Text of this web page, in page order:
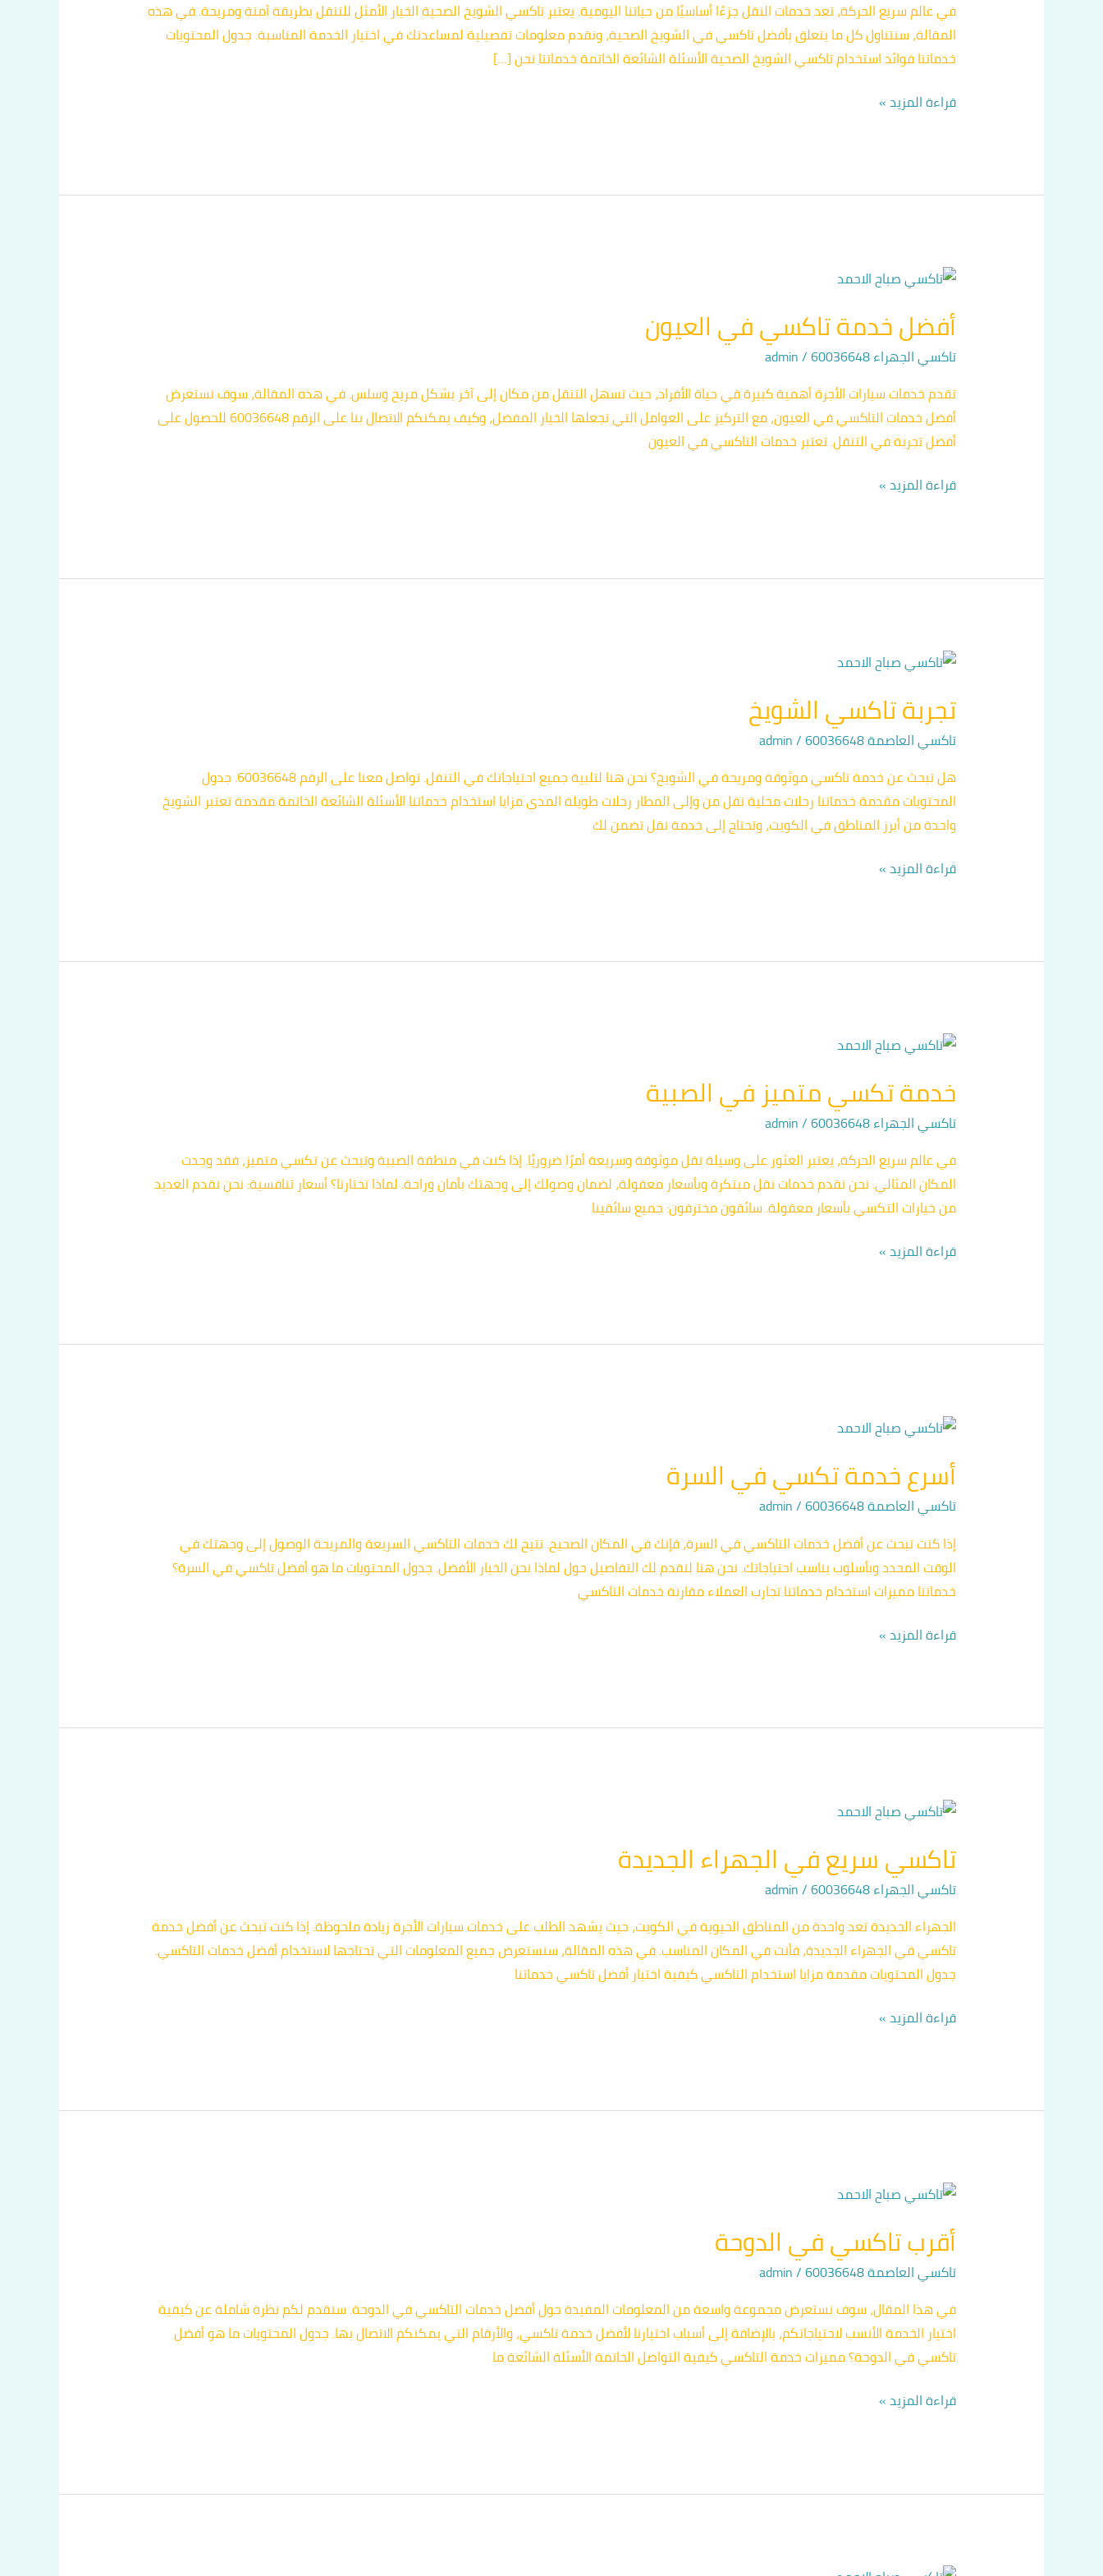
في عالم سريع الحركة، تعد خدمات النقل جزءًا أساسيًا من حياتنا اليومية. يعتبر تاكسي الشويخ الصحية الخيار الأمثل للتنقل بطريقة آمنة ومريحة. في هذه
المقالة، سنتناول كل ما يتعلق بأفضل تاكسي في الشويخ الصحية، ونقدم معلومات تفصيلية لمساعدتك في اختيار الخدمة المناسبة. جدول المحتويات
خدماتنا فوائد استخدام تاكسي الشويخ الصحية الأسئلة الشائعة الخاتمة خدماتنا نحن […]
قراءة المزيد »
أفضل خدمة تاكسي في العيون
تاكسي الجهراء 60036648 /
admin
تقدم خدمات سيارات الأجرة أهمية كبيرة في حياة الأفراد، حيث تسهل التنقل من مكان إلى آخر بشكل مريح وسلس. في هذه المقالة، سوف نستعرض
أفضل خدمات التاكسي في العيون، مع التركيز على العوامل التي تجعلها الخيار المفضل، وكيف يمكنكم الاتصال بنا على الرقم 60036648 للحصول على
أفضل تجربة في التنقل. تعتبر خدمات التاكسي في العيون
أفضل
تاكسي
في
العيون
قراءة المزيد »
تجربة تاكسي الشويخ
تاكسي العاصمة 60036648 /
admin
هل تبحث عن خدمة تاكسي موثوقة ومريحة في الشويخ؟ نحن هنا لتلبية جميع احتياجاتك في التنقل. تواصل معنا على الرقم 60036648. جدول
المحتويات مقدمة خدماتنا رحلات محلية نقل من وإلى المطار رحلات طويلة المدى مزايا استخدام خدماتنا الأسئلة الشائعة الخاتمة مقدمة تعتبر الشويخ
واحدة من أبرز المناطق في الكويت، وتحتاج إلى خدمة نقل تضمن لك
تجربة
الشويخ
قراءة المزيد »
خدمة تكسي متميز في الصبية
تاكسي الجهراء 60036648 /
admin
في عالم سريع الحركة، يعتبر العثور على وسيلة نقل موثوقة وسريعة أمرًا ضروريًا. إذا كنت في منطقة الصبية وتبحث عن تكسي متميز، فقد وجدت
المكان المثالي. نحن نقدم خدمات نقل مبتكرة وبأسعار معقولة، لضمان وصولك إلى وجهتك بأمان وراحة. لماذا تختارنا؟ أسعار تنافسية: نحن نقدم العديد
من خيارات التكسي بأسعار معقولة. سائقون محترفون: جميع سائقينا
خدمة
متميز
في
الصبية
قراءة المزيد »
أسرع خدمة تكسي في السرة
تاكسي العاصمة 60036648 /
admin
إذا كنت تبحث عن أفضل خدمات التاكسي في السرة، فإنك في المكان الصحيح. تتيح لك خدمات التاكسي السريعة والمريحة الوصول إلى وجهتك في
الوقت المحدد وبأسلوب يناسب احتياجاتك. نحن هنا لنقدم لك التفاصيل حول لماذا نحن الخيار الأفضل. جدول المحتويات ما هو أفضل تاكسي في السرة؟
خدماتنا مميزات استخدام خدماتنا تجارب العملاء مقارنة خدمات التاكسي
أسرع
تكسي
في
السرة
قراءة المزيد »
تاكسي سريع في الجهراء الجديدة
تاكسي الجهراء 60036648 /
admin
الجهراء الجديدة تعد واحدة من المناطق الحيوية في الكويت، حيث يشهد الطلب على خدمات سيارات الأجرة زيادة ملحوظة. إذا كنت تبحث عن أفضل خدمة
تاكسي في الجهراء الجديدة، فأنت في المكان المناسب. في هذه المقالة، سنستعرض جميع المعلومات التي تحتاجها لاستخدام أفضل خدمات التاكسي.
جدول المحتويات مقدمة مزايا استخدام التاكسي كيفية اختيار أفضل تاكسي خدماتنا
تاكسي
في
الجهراء
الجديدة
قراءة المزيد »
أقرب تاكسي في الدوحة
تاكسي العاصمة 60036648 /
admin
في هذا المقال، سوف نستعرض مجموعة واسعة من المعلومات المفيدة حول أفضل خدمات التاكسي في الدوحة. سنقدم لكم نظرة شاملة عن كيفية
اختيار الخدمة الأنسب لاحتياجاتكم، بالإضافة إلى أسباب اختيارنا لأفضل خدمة تاكسي، والأرقام التي يمكنكم الاتصال بها. جدول المحتويات ما هو أفضل
تاكسي في الدوحة؟ مميزات خدمة التاكسي كيفية التواصل الخاتمة الأسئلة الشائعة ما
أقرب
في
الدوحة
قراءة المزيد »